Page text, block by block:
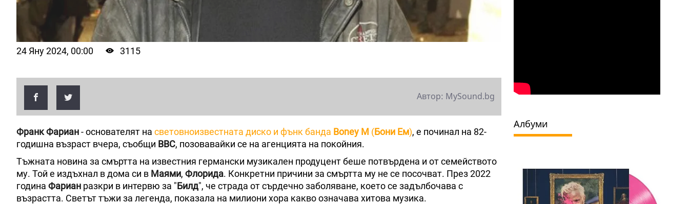
24 Яну 2024, 00:00 3115
Автор: MySound.bg
Франк Фариан- основателят на световноизвестната диско и фънк банда Boney M (Бони Ем), е починал на 82-
годишна възраст вчера, съобщи BBC, позовавайки се на агенцията на покойния.
Тъжната новина за смъртта на известния германски музикален продуцент беше потвърдена и от семейството
му. Той е издъхнал в дома си в Маями, Флорида. Конкретни причини за смъртта му не се посочват. През 2022
година Фариан разкри в интервю за "Билд", че страда от сърдечно заболяване, което се задълбочава с
възрастта. Светът тъжи за легенда, показала на милиони хора какво означава хитова музика.
Албуми